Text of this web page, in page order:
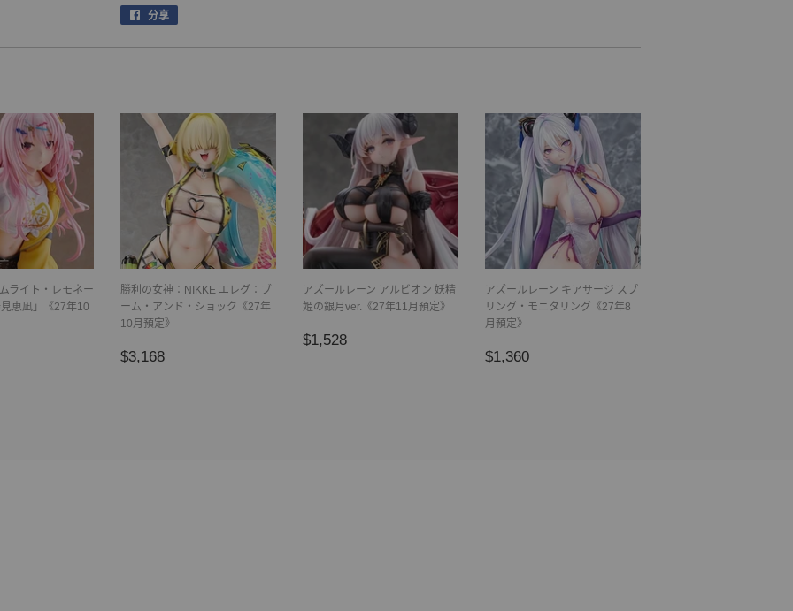
分享
ライト・レモネー
恵凪」《27年10
勝利の女神：NIKKE エレグ：ブ
ーム・アンド・ショック《27年
10月預定》
正
$3,168
アズールレーン アルビオン 妖精
姫の銀月ver.《27年11月預定》
正
$1,528
アズールレーン キアサージ スプ
リング・モニタリング《27年8
月預定》
正
$1,360